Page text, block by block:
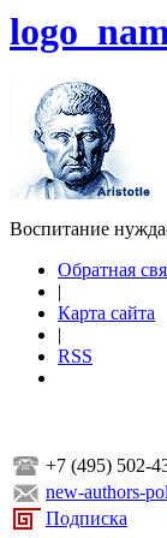
Воспитание
Обратная
|
Карта сайта
|
RSS
+7 (495) 502-
new-authors-
Подписка